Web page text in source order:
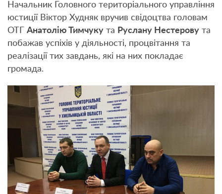
Начальник Головного територіального управління
юстиції Віктор Худняк вручив свідоцтва головам
ОТГ Анатолію Тимчуку та Руслану Нестерову та
побажав успіхів у діяльності, процвітання та
реалізації тих завдань, які на них покладає
громада.